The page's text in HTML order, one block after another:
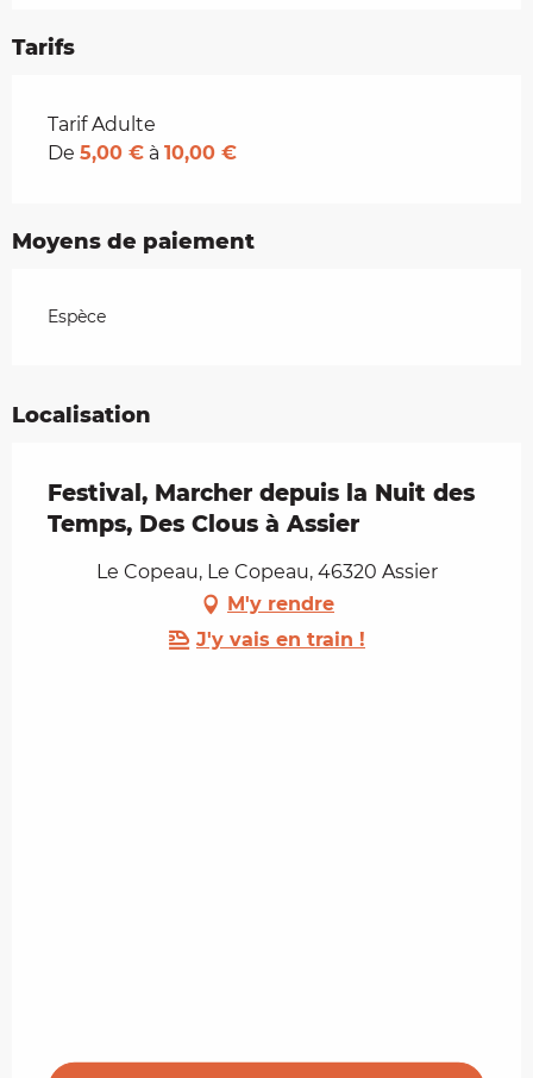
Tarifs
Tarifs 2026
Tarif Adulte
De 5,00 € à 10,00 €
Moyens de paiement
Espèce
Localisation
Festival, Marcher depuis la Nuit des
Temps, Des Clous à Assier
Le Copeau, Le Copeau, 46320 Assier
M'y rendre
J'y vais en train !